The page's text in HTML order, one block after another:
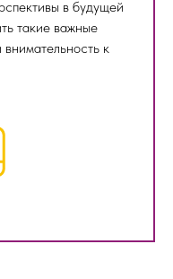
в будущей
такие важные
внимательность к